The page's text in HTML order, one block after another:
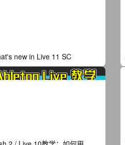
new in Live 11 SC